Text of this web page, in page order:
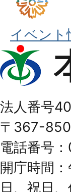
イベント
本
庄
Honjo
City
法人番号
〒367-
電話番号
開庁時間
日、祝日